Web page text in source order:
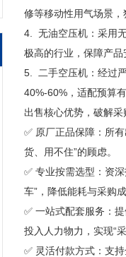
修等移动性用气场景，
4. 无油空压机：采用
极高的行业，保障产品
5. 二手空压机：经过
40%-60%，适配预算
出售核心优势，破解采
✅ 原厂正品保障：所
货、用不住”的顾虑。
✅ 专业按需选型：资
车”，降低能耗与采购成
✅ 一站式配套服务：
投入人力物力，实现“采
✅ 灵活付款方式：支